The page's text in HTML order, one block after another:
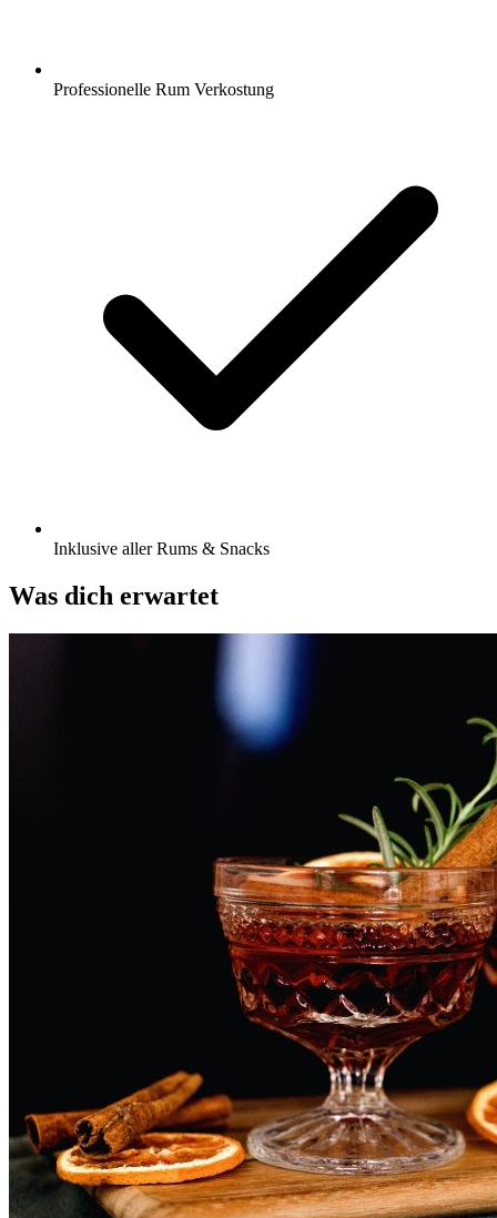
Professionelle Rum Verkostung
Inklusive aller Rums & Snacks
Was dich erwartet